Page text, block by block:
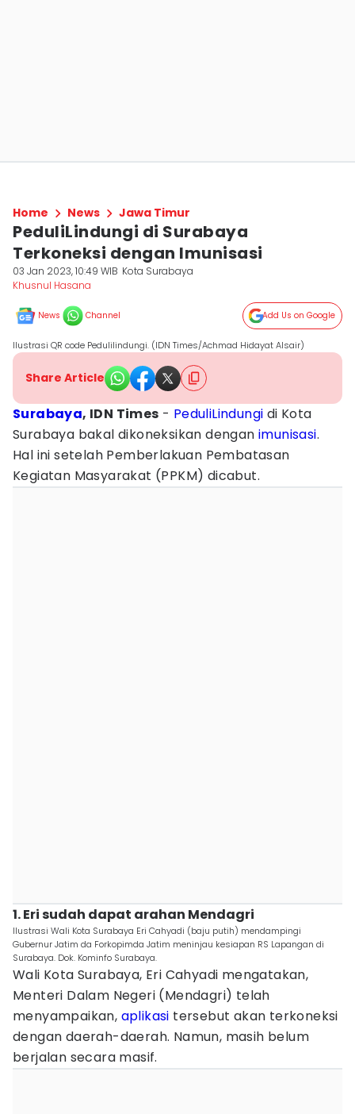
Home News Jawa Timur
PeduliLindungi di Surabaya
Terkoneksi dengan Imunisasi
03 Jan 2023, 10:49 WIB Kota Surabaya
Khusnul Hasana
News Channel Add Us on Google
Ilustrasi QR code Pedulilindungi. (IDN Times/Achmad Hidayat Alsair)
Share Article
Surabaya, IDN Times - PeduliLindungi di Kota
Surabaya bakal dikoneksikan dengan imunisasi.
Hal ini setelah Pemberlakuan Pembatasan
Kegiatan Masyarakat (PPKM) dicabut.
1. Eri sudah dapat arahan Mendagri
Ilustrasi Wali Kota Surabaya Eri Cahyadi (baju putih) mendampingi
Gubernur Jatim da Forkopimda Jatim meninjau kesiapan RS Lapangan di
Surabaya. Dok. Kominfo Surabaya.
Wali Kota Surabaya, Eri Cahyadi mengatakan,
Menteri Dalam Negeri (Mendagri) telah
menyampaikan, aplikasi tersebut akan terkoneksi
dengan daerah-daerah. Namun, masih belum
berjalan secara masif.